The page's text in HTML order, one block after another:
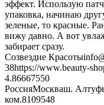
эффект. Использую
упаковка, начинаю
зеленые, то красные.
вижу давно. А вот
забирает сразу.
Созвездие Красоты
38https://www.beauty-
4.86667550
РоссияМоскваш.
ком.8109548